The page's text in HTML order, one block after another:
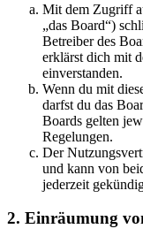
Mit dem Zugriff
„das Board“)
Betreiber des
erklärst dich mit
einverstanden.
Wenn du mit
darfst du das
Boards gelten
Regelungen.
Der
und kann von
jederzeit
2. Einräumung